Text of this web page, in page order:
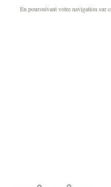
En poursuivant votre navigation sur